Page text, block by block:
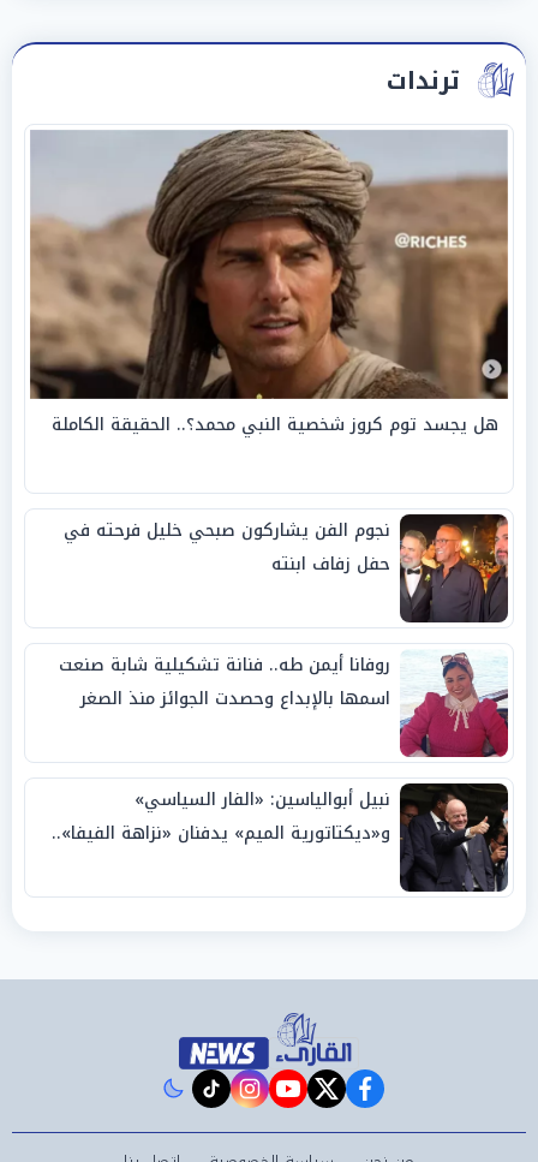
ترندات
هل يجسد توم كروز شخصية النبي محمد؟.. الحقيقة الكاملة
نجوم الفن يشاركون صبحي خليل فرحته في
حفل زفاف ابنته
روفانا أيمن طه.. فنانة تشكيلية شابة صنعت
اسمها بالإبداع وحصدت الجوائز منذ الصغر
نبيل أبوالياسين: «الفار السياسي»
و«ديكتاتورية الميم» يدفنان «نزاهة الفيفا»..
facebook
twitter
youtube
instagram
tiktok